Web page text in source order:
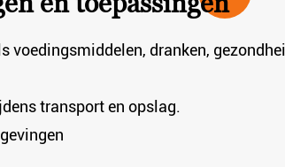
dranken,
transport en opslag.